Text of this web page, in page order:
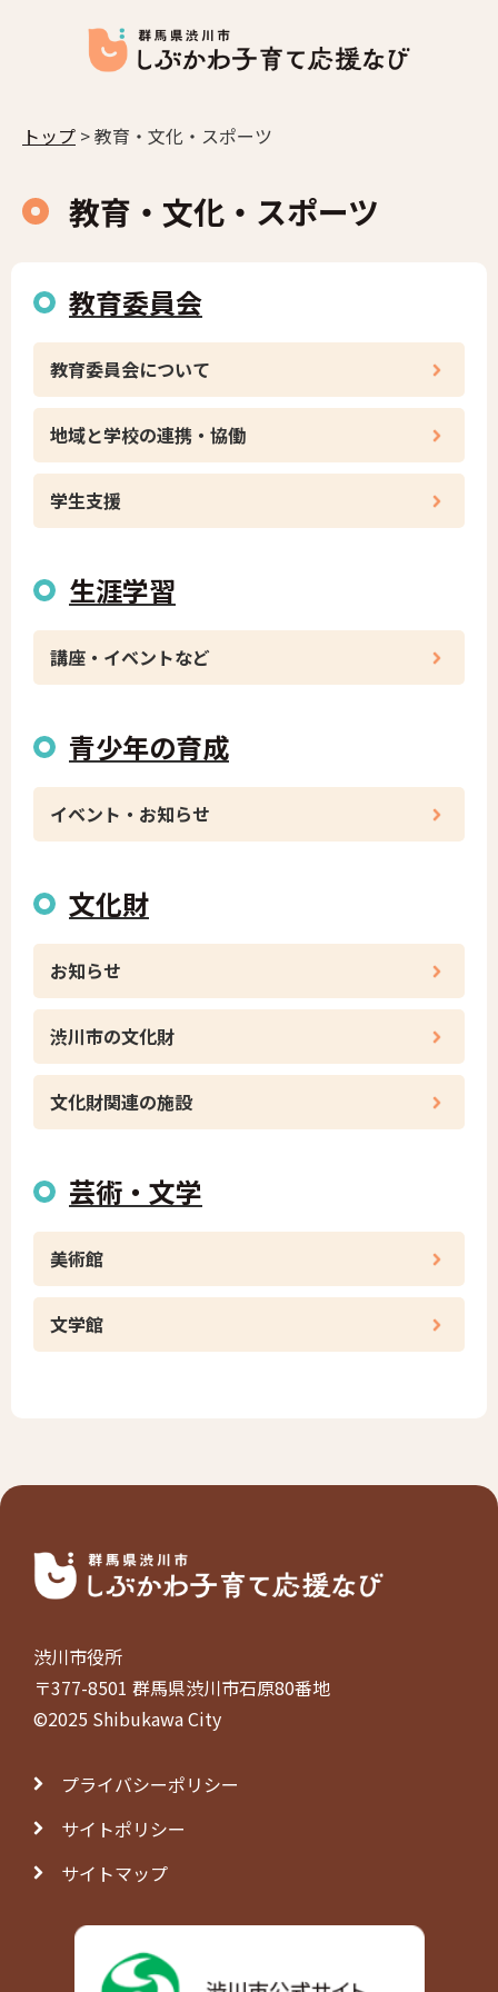
トップ > 教育・文化・スポーツ
教育・文化・スポーツ
教育委員会
教育委員会について
地域と学校の連携・協働
学生支援
生涯学習
講座・イベントなど
青少年の育成
イベント・お知らせ
文化財
お知らせ
渋川市の文化財
文化財関連の施設
芸術・文学
美術館
文学館
渋川市役所
〒377-8501 群馬県渋川市石原80番地
©2025 Shibukawa City
プライバシーポリシー
サイトポリシー
サイトマップ